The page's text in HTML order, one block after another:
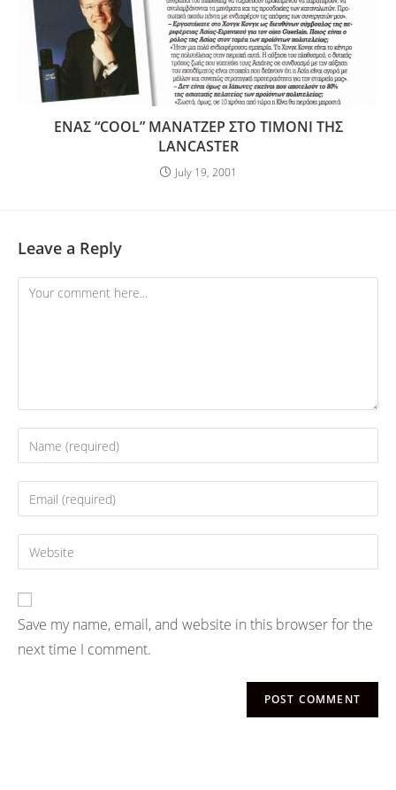
ΕΝΑΣ “COOL” ΜΑΝΑΤΖΕΡ ΣΤΟ ΤΙΜΟΝΙ ΤΗΣ
LANCASTER
July 19, 2001
Leave a Reply
Save my name, email, and website in this browser for the
next time I comment.